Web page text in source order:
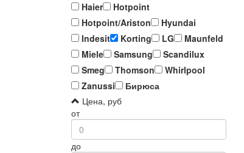
Haier
Hotpoint
Hotpoint/Ariston
Hyundai
Indesit
Korting LG
Maunfeld
Miele
Samsung
Scandilux
Smeg
Thomson
Whirlpool
Zanussi
Бирюса
Цена, руб
от
до